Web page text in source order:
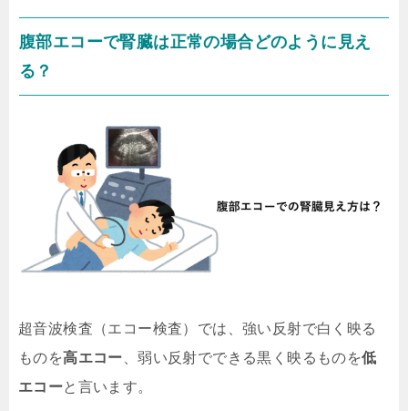
腹部エコーで腎臓は正常の場合どのように見え
る？
超音波検査（エコー検査）では、強い反射で白く映る
ものを高エコー 、弱い反射でできる黒く映るものを低
エコーと言います。